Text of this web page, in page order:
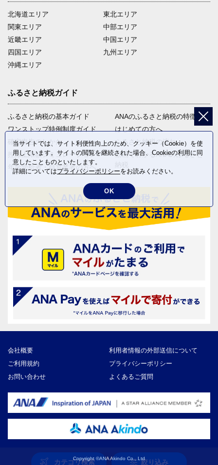
カテゴリ検索 絞り込み
北海道エリア
関東エリア
近畿エリア
四国エリア
沖縄エリア
東北エリア
中部エリア
中国エリア
九州エリア
ふるさと納税ガイド
ふるさと納税の基本ガイド
ワンストップ特例制度ガイド
確定申告のしかた
控除上限額シミュレーション
年金受給者・自営業者の方へ
ANAのふるさと納税の特徴
はじめての方へ
ふるさと納税の流れ
動画でわかるANAのふるさと
会社概要
利用者情報の外部送信について
ご利用規約
プライバシーポリシー
お問い合わせ
よくあるご質問
Copyright ©ANA Akindo Co., Ltd
当サイトでは、サイト利便性向上のため、クッキー（Cookie）を使
用しています。サイトの閲覧を継続された場合、Cookieの利用に同
意したことものといたします。
詳細についてはプライバシーポリシーをお読みください。
OK